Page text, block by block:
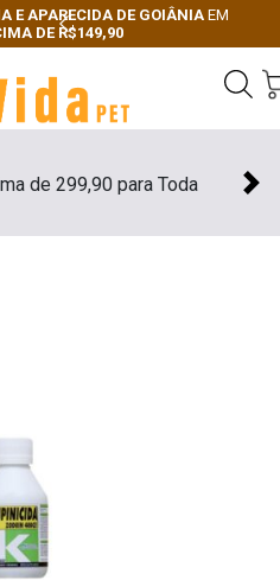
E APARECIDA DE GOIÂNIA EM
DE R$149,90
Previous
de 299,90 para Toda